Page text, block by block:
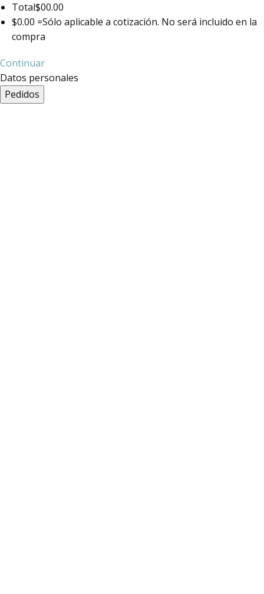
Total$00.00
$0.00 =Sólo aplicable a cotización. No será incluido en la
compra
Continuar
Datos personales